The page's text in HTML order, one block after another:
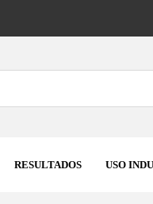
RESULTADOS USO